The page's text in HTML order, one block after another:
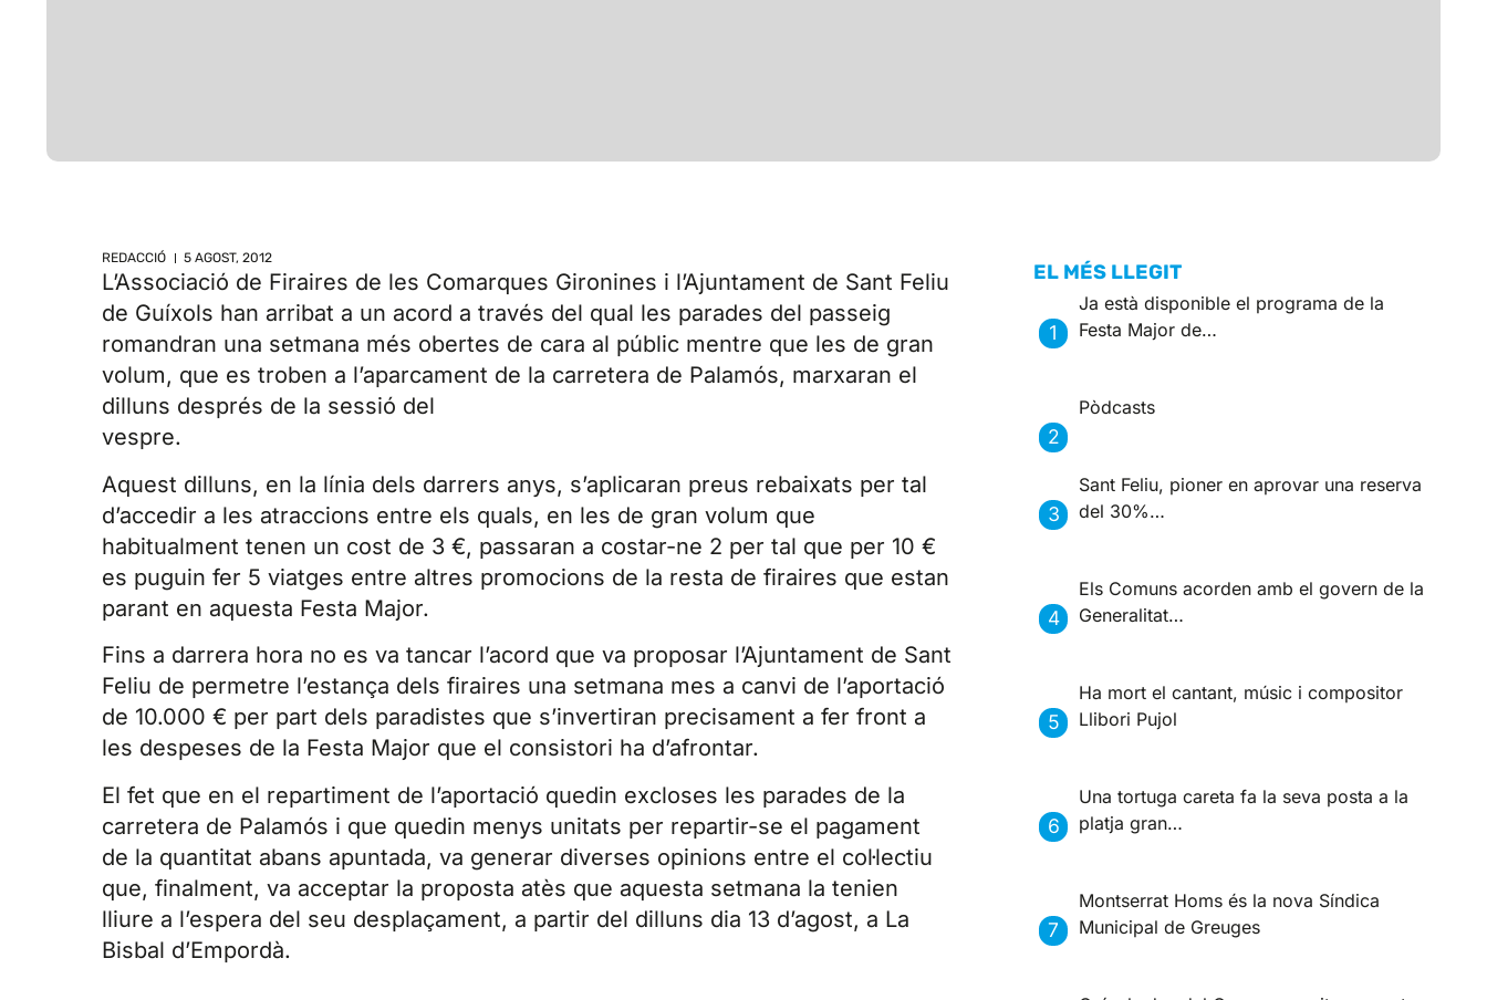
REDACCIÓ 5 AGOST, 2012
L’Associació de Firaires de les Comarques Gironines i l’Ajuntament de Sant Feliu
de Guíxols han arribat a un acord a través del qual les parades del passeig
romandran una setmana més obertes de cara al públic mentre que les de gran
volum, que es troben a l’aparcament de la carretera de Palamós, marxaran el
dilluns després de la sessió del
vespre.
Aquest dilluns, en la línia dels darrers anys, s’aplicaran preus rebaixats per tal
d’accedir a les atraccions entre els quals, en les de gran volum que
habitualment tenen un cost de 3 €, passaran a costar-ne 2 per tal que per 10 €
es puguin fer 5 viatges entre altres promocions de la resta de firaires que estan
parant en aquesta Festa Major.
Fins a darrera hora no es va tancar l’acord que va proposar l’Ajuntament de Sant
Feliu de permetre l’estança dels firaires una setmana mes a canvi de l’aportació
de 10.000 € per part dels paradistes que s’invertiran precisament a fer front a
les despeses de la Festa Major que el consistori ha d’afrontar.
El fet que en el repartiment de l’aportació quedin excloses les parades de la
carretera de Palamós i que quedin menys unitats per repartir-se el pagament
de la quantitat abans apuntada, va generar diverses opinions entre el col·lectiu
que, finalment, va acceptar la proposta atès que aquesta setmana la tenien
lliure a l’espera del seu desplaçament, a partir del dilluns dia 13 d’agost, a La
Bisbal d’Empordà.
EL MÉS LLEGIT
Ja està disponible el programa de la
Festa Major de…
Pòdcasts
Sant Feliu, pioner en aprovar una reserva
del 30%…
Els Comuns acorden amb el govern de la
Generalitat…
Ha mort el cantant, músic i compositor
Llibori Pujol
Una tortuga careta fa la seva posta a la
platja gran…
Montserrat Homs és la nova Síndica
Municipal de Greuges